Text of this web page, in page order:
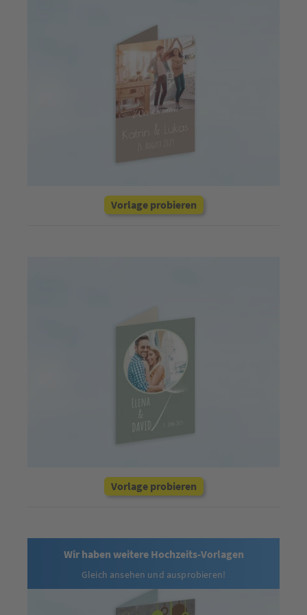
Vorlage probieren
Vorlage probieren
Wir haben weitere Hochzeits-Vorlagen
Gleich ansehen und ausprobieren!